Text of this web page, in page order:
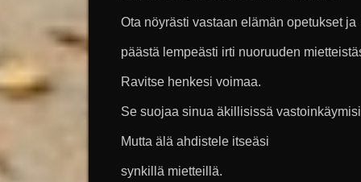
Ota nöyrästi vastaan elämän opetukset ja
päästä lempeästi irti nuoruuden
Ravitse henkesi voimaa.
Se suojaa sinua äkillisissä
Mutta älä ahdistele itseäsi
synkillä mietteillä.